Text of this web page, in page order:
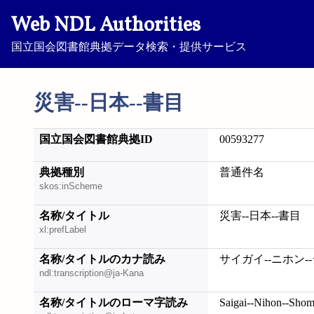
Web NDL Authorities
国立国会図書館典拠データ検索・提供サービス
災害--日本--書目
国立国会図書館典拠ID 00593277
典拠種別
skos:inScheme
普通件名
名称/タイトル
xl:prefLabel
災害--日本--書目
名称/タイトルのカナ読み
ndl:transcription@ja-Kana
サイガイ--ニホン
名称/タイトルのローマ字読み Saigai--Nihon--